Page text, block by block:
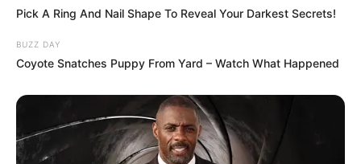
Pick A Ring And Nail Shape To Reveal Your Darkest Secrets!
BUZZ DAY
Coyote Snatches Puppy From Yard – Watch What Happened